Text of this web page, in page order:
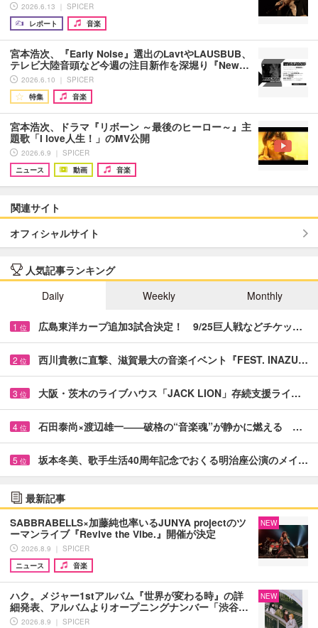
2026.6.13 ｜ SPICER
レポート
音楽
宮本浩次、『Early Noise』選出のLavtやLAUSBUB、
テレビ大陸音頭など今週の注目新作を深堀り『New…
2026.6.10 ｜ SPICER
特集
音楽
宮本浩次、ドラマ『リボーン ～最後のヒーロー～』主
題歌「I love人生！」のMV公開
2026.6.9 ｜ SPICER
ニュース
動画 音楽
関連サイト
オフィシャルサイト
人気記事ランキング
Daily
Weekly Monthly
1 位 広島東洋カープ追加3試合決定！ 9/25巨人戦などチケッ…
2 位 西川貴教に直撃、滋賀最大の音楽イベント『FEST. INAZU…
3 位 大阪・茨木のライブハウス「JACK LION」存続支援ライ…
4 位 石田泰尚×渡辺雄一――破格の“音楽魂”が静かに燃える …
5 位 坂本冬美、歌手生活40周年記念でおくる明治座公演のメイ…
最新記事
SABBRABELLS×加藤純也率いるJUNYA projectのツ
ーマンライブ『Revive the Vibe.』開催が決定
2026.8.9 ｜ SPICER
ニュース
音楽
NEW
ハク。メジャー1stアルバム『世界が変わる時』の詳
細発表、アルバムよりオープニングナンバー「渋谷…
2026.8.9 ｜ SPICER
NEW